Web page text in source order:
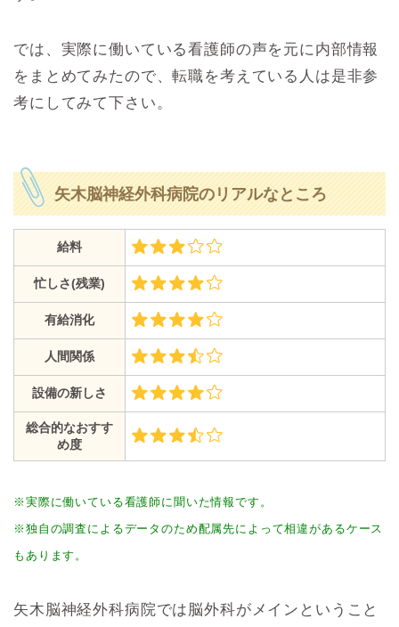
では、実際に働いている看護師の声を元に内部情報
をまとめてみたので、転職を考えている人は是非参
考にしてみて下さい。
矢木脳神経外科病院のリアルなところ
給料
忙しさ(残業)
有給消化
人間関係
設備の新しさ
総合的なおすす
め度
※実際に働いている看護師に聞いた情報です。
※独自の調査によるデータのため配属先によって相違があるケース
もあります。
矢木脳神経外科病院では脳外科がメインということ